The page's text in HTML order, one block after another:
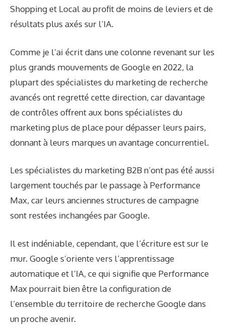
Shopping et Local au profit de moins de leviers et de
résultats plus axés sur l’IA.
Comme je l’ai écrit dans une colonne revenant sur les
plus grands mouvements de Google en 2022, la
plupart des spécialistes du marketing de recherche
avancés ont regretté cette direction, car davantage
de contrôles offrent aux bons spécialistes du
marketing plus de place pour dépasser leurs pairs,
donnant à leurs marques un avantage concurrentiel.
Les spécialistes du marketing B2B n’ont pas été aussi
largement touchés par le passage à Performance
Max, car leurs anciennes structures de campagne
sont restées inchangées par Google.
Il est indéniable, cependant, que l’écriture est sur le
mur. Google s’oriente vers l’apprentissage
automatique et l’IA, ce qui signifie que Performance
Max pourrait bien être la configuration de
l’ensemble du territoire de recherche Google dans
un proche avenir.